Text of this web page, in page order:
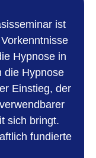
ist
Hypnose in
die Hypnose
Einstieg, der
sich bringt.
fundierte